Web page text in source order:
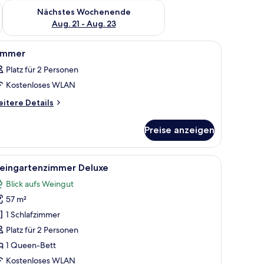
Aug. 14 - Aug. 16.
Nächstes Wochenende
Aug. 21 - Aug. 23
Überprüfe die Verfügbarkeit für nächstes Wochenende, Aug.
Blick ins Freie.
Schreibtisch, einem Stuhl, einem Fernseher und einem Balkon mit
Ein Schlafzimmer mit Bett, Nachttischen,
4
Platz für 2 Personen
Kostenloses WLAN
Details
Preise anzeigen
Leinen, einer Nachttischlampe und einem kleinen Nachttisch.
Ein modernes Schlafzimmer mit einem
4 Deluxe
Blick aufs Weingut
57 m²
1 Schlafzimmer
Platz für 2 Personen
1 Queen-Bett
Kostenloses WLAN